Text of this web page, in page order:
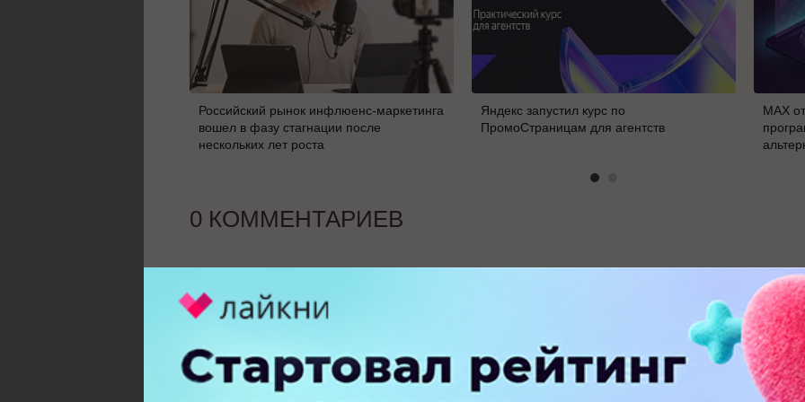
Российский рынок инфлюенс-маркетинга
вошел в фазу стагнации после
нескольких лет роста
Яндекс запустил курс по
ПромоСтраницам для агентств
MAX
0 КОММЕНТАРИЕВ